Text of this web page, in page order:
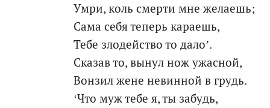
Умри, коль смерти мне желаешь;
Сама себя теперь караешь,
Тебе злодейство то дало’.
Сказав то, вынул нож ужасной,
Вонзил жене невинной в грудь.
‘Что муж тебе я, ты забудь,